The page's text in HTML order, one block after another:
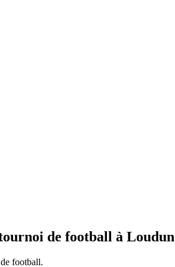
de football à Loudun
football.